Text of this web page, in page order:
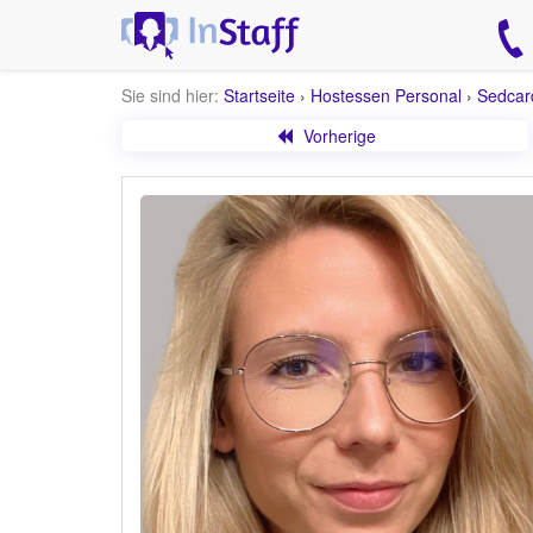
Sie sind hier: Startseite › Hostessen Personal ›
Vorherige